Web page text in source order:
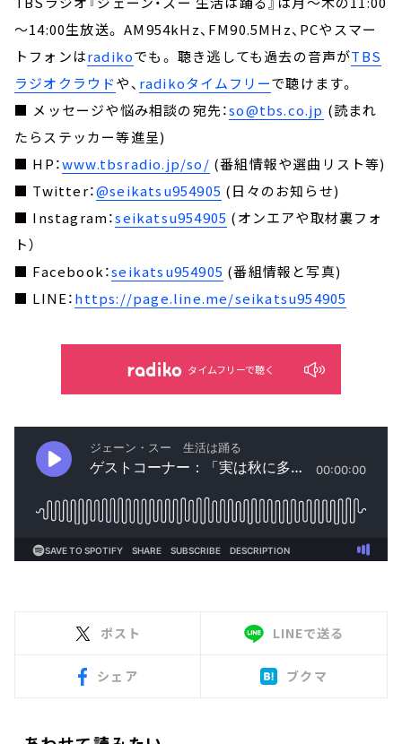
～14:00生放送。 AM954kHz、FM90.5MHz、PCやスマー
トフォンはradikoでも。 聴き逃しても過去の音声がTBS
ラジオクラウドや、 radikoタイムフリーで聴けます。
■ メッセージや悩み相談の宛先：so@tbs.co.jp (読まれ
たらステッカー等進呈)
■ HP：www.tbsradio.jp/so/ (番組情報や選曲リスト等)
■ Twitter：@seikatsu954905 (日々のお知らせ)
■ Instagram：seikatsu954905 (オンエアや取材裏フォ
ト）
■ Facebook：seikatsu954905 (番組情報と写真)
■ LINE：https://page.line.me/seikatsu954905
タイムフリーで聴く
ポスト LINEで送る
シェア ブクマ